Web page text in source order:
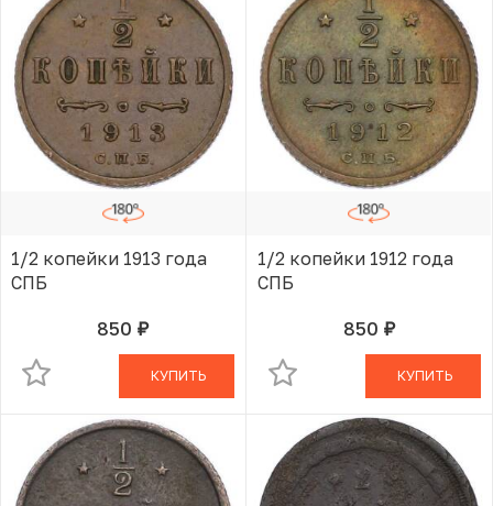
1/2 копейки 1913 года
СПБ
850 руб.В КОРЗИНЕ
КУПИТЬ
1/2 копейки 1912 года
СПБ
850 руб.В КОРЗИНЕ
КУПИТЬ